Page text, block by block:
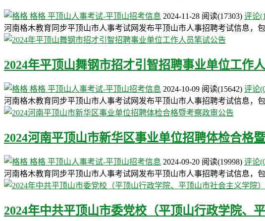
格格 平顶山人事考试-平顶山招考信息 2024-11-28 阅读(17303) 评论
河南格木教育同步平顶山市人事考试网发布平顶山市人事招聘考试信息
2024年平顶山舞钢市招才引智招聘事业单位工作
格格 平顶山人事考试-平顶山招考信息 2024-10-09 阅读(15642) 评论
河南格木教育同步平顶山市人事考试网发布平顶山市人事招聘考试信息
2024河南平顶山市新华区事业单位招聘体检合格
格格 平顶山人事考试-平顶山招考信息 2024-09-20 阅读(19998) 评论
河南格木教育同步平顶山市人事考试网发布平顶山市人事招聘考试信息
2024年中共平顶山市委党校（平顶山行政学院、